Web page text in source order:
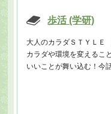
歩活 (学研)
大人のカラダＳＴＹＬＥ
カラダや環境を変えるこ
いいことが舞い込む！今